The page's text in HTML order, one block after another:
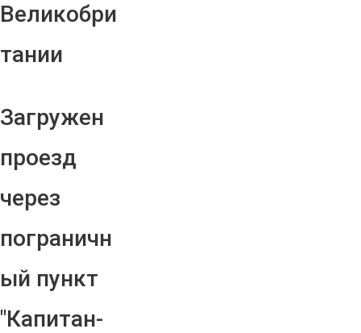
Великобри
тании
Загружен
проезд
через
пограничн
ый пункт
"Капитан-